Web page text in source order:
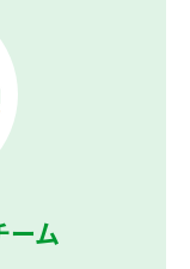
ーム